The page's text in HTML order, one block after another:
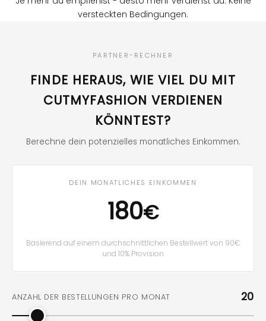
versteckten Bedingungen.
PARTNER-RECHNER
FINDE HERAUS, WIE VIEL DU MIT
CUTMYFASHION VERDIENEN
KÖNNTEST?
Berechne dein potenzielles monatliches Einkommen.
ANZAHL DER BESTELLUNGEN PRO MONAT 20
DEIN MONATLICHES EINKOMMEN
180€
Basierend auf einem durchschnittlichen Bestellwert von 90€
und 10% Provision